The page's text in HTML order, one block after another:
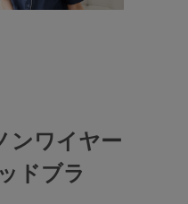
ンワイヤー
ドブラ